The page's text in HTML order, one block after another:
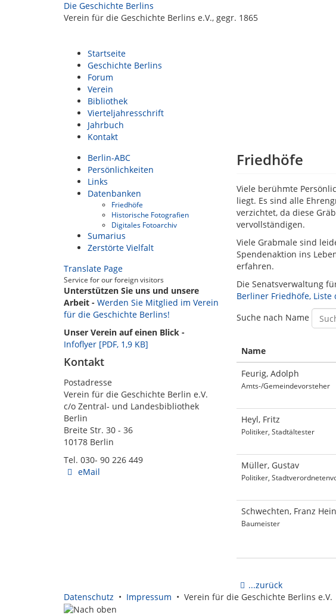
Die Geschichte Berlins
Verein für die Geschichte Berlins e.V., gegr. 1865
Startseite
Geschichte Berlins
Forum
Verein
Bibliothek
Vierteljahresschrift
Jahrbuch
Kontakt
Berlin-ABC
Persönlichkeiten
Links
Datenbanken
Friedhöfe
Historische Fotografien
Digitales Fotoarchiv
Sumarius
Zerstörte Vielfalt
Translate Page
Service for our foreign visitors
Unterstützen Sie uns und unsere
Arbeit - Werden Sie Mitglied im Verein
für die Geschichte Berlins!
Unser Verein auf einen Blick -
Infoflyer [PDF, 1,9 KB]
Kontakt
Postadresse
Verein für die Geschichte Berlin e.V.
c/o Zentral- und Landesbibliothek
Berlin
Breite Str. 30 - 36
10178 Berlin
Tel. 030- 90 226 449
eMail
Friedhöfe
Viele berühmte
liegt. Es sind alle
verzichtet, da diese
vervollständigen.
Viele Grabmale sind
Spendenaktion ins
erfahren.
Die Senatsverwaltung
Berliner Friedhöfe,
Suche nach Name
Name
Feurig, Adolph
Amts-/Gemeindevorsteher
Heyl, Fritz
Politiker, Stadtältester
Müller, Gustav
Politiker,
Schwechten, Franz
Baumeister
...zurück
Datenschutz • Impressum • Verein für die Geschichte Berlins e.V.